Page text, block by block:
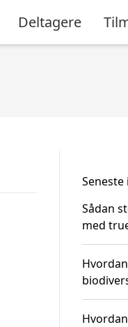
Deltagere
Sådan
med